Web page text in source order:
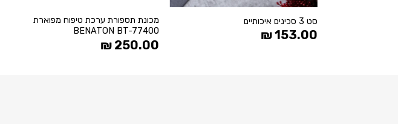
סט 3 סכינים איכותיים
153.00
₪
מכונת תספורת ערכת טיפוח מפוארת
BENATON BT-77400
250.00
₪